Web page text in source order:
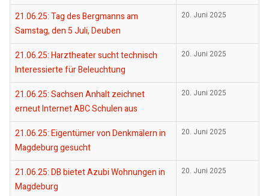
21.06.25: Tag des Bergmanns am
Samstag, den 5 Juli, Deuben
20. Juni 2025
21.06.25: Harztheater sucht technisch
Interessierte für Beleuchtung
20. Juni 2025
21.06.25: Sachsen Anhalt zeichnet
erneut Internet ABC Schulen aus
20. Juni 2025
21.06.25: Eigentümer von Denkmälern in
Magdeburg gesucht
20. Juni 2025
21.06.25: DB bietet Azubi Wohnungen in
Magdeburg
20. Juni 2025